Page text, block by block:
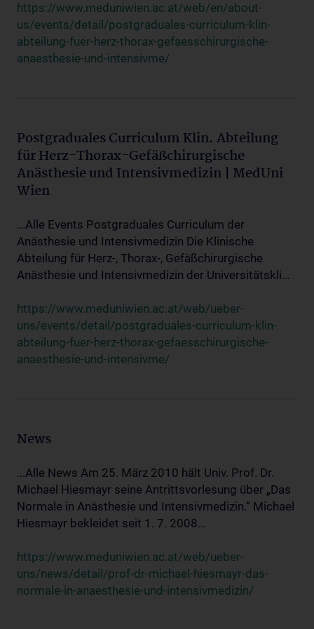
https://www.meduniwien.ac.at/web/en/about-
us/events/detail/postgraduales-curriculum-klin-
abteilung-fuer-herz-thorax-gefaesschirurgische-
anaesthesie-und-intensivme/
Postgraduales Curriculum Klin. Abteilung
für Herz-Thorax-Gefäßchirurgische
Anästhesie und Intensivmedizin | MedUni
Wien
...Alle Events Postgraduales Curriculum der
Anästhesie und Intensivmedizin Die Klinische
Abteilung für Herz-, Thorax-, Gefäßchirurgische
Anästhesie und Intensivmedizin der Universitätskli...
https://www.meduniwien.ac.at/web/ueber-
uns/events/detail/postgraduales-curriculum-klin-
abteilung-fuer-herz-thorax-gefaesschirurgische-
anaesthesie-und-intensivme/
News
...Alle News Am 25. März 2010 hält Univ. Prof. Dr.
Michael Hiesmayr seine Antrittsvorlesung über „Das
Normale in Anästhesie und Intensivmedizin.“ Michael
Hiesmayr bekleidet seit 1. 7. 2008...
https://www.meduniwien.ac.at/web/ueber-
uns/news/detail/prof-dr-michael-hiesmayr-das-
normale-in-anaesthesie-und-intensivmedizin/